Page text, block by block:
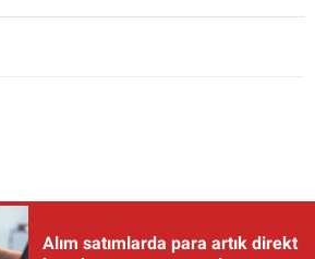
Alım satımlarda para artık direkt